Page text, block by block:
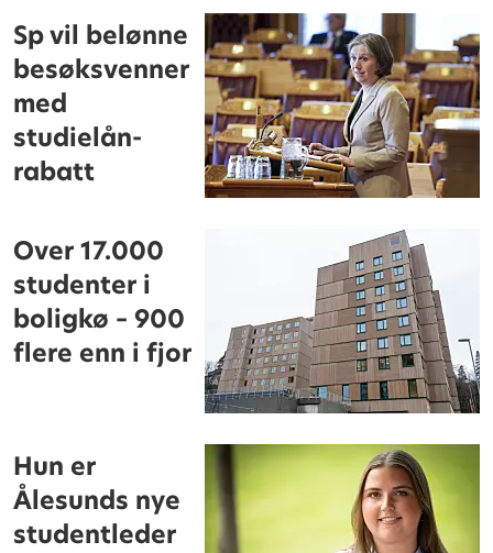
Sp vil belønne
besøksvenner
med
studielån-
rabatt
Over 17.000
studenter i
boligkø – 900
flere enn i fjor
Hun er
Ålesunds nye
studentleder